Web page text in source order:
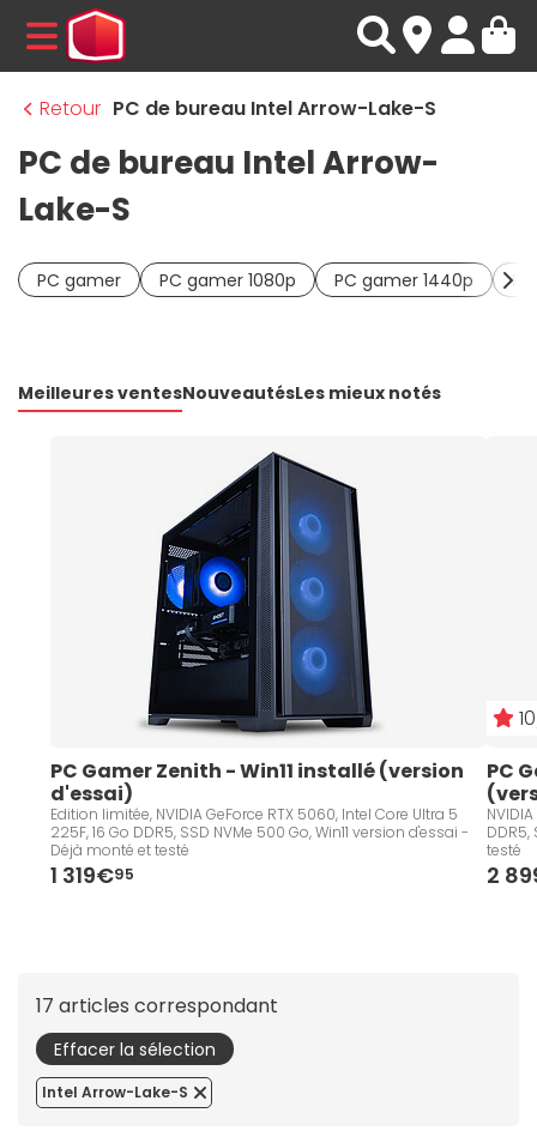
MENU
Retour PC de bureau Intel Arrow-Lake-S
PC de bureau Intel Arrow-
Lake-S
PC gamer PC gamer 1080p PC gamer 1440p
Meilleures ventesNouveautésLes mieux notés
PC Gamer Zenith - Win11 installé (version
d'essai)
Edition limitée, NVIDIA GeForce RTX 5060, Intel Core Ultra 5
225F, 16 Go DDR5, SSD NVMe 500 Go, Win11 version d'essai -
Déjà monté et testé
1 319€95
PC
DDR5,
testé
2
17 articles correspondant
Effacer la sélection
Intel Arrow-Lake-S